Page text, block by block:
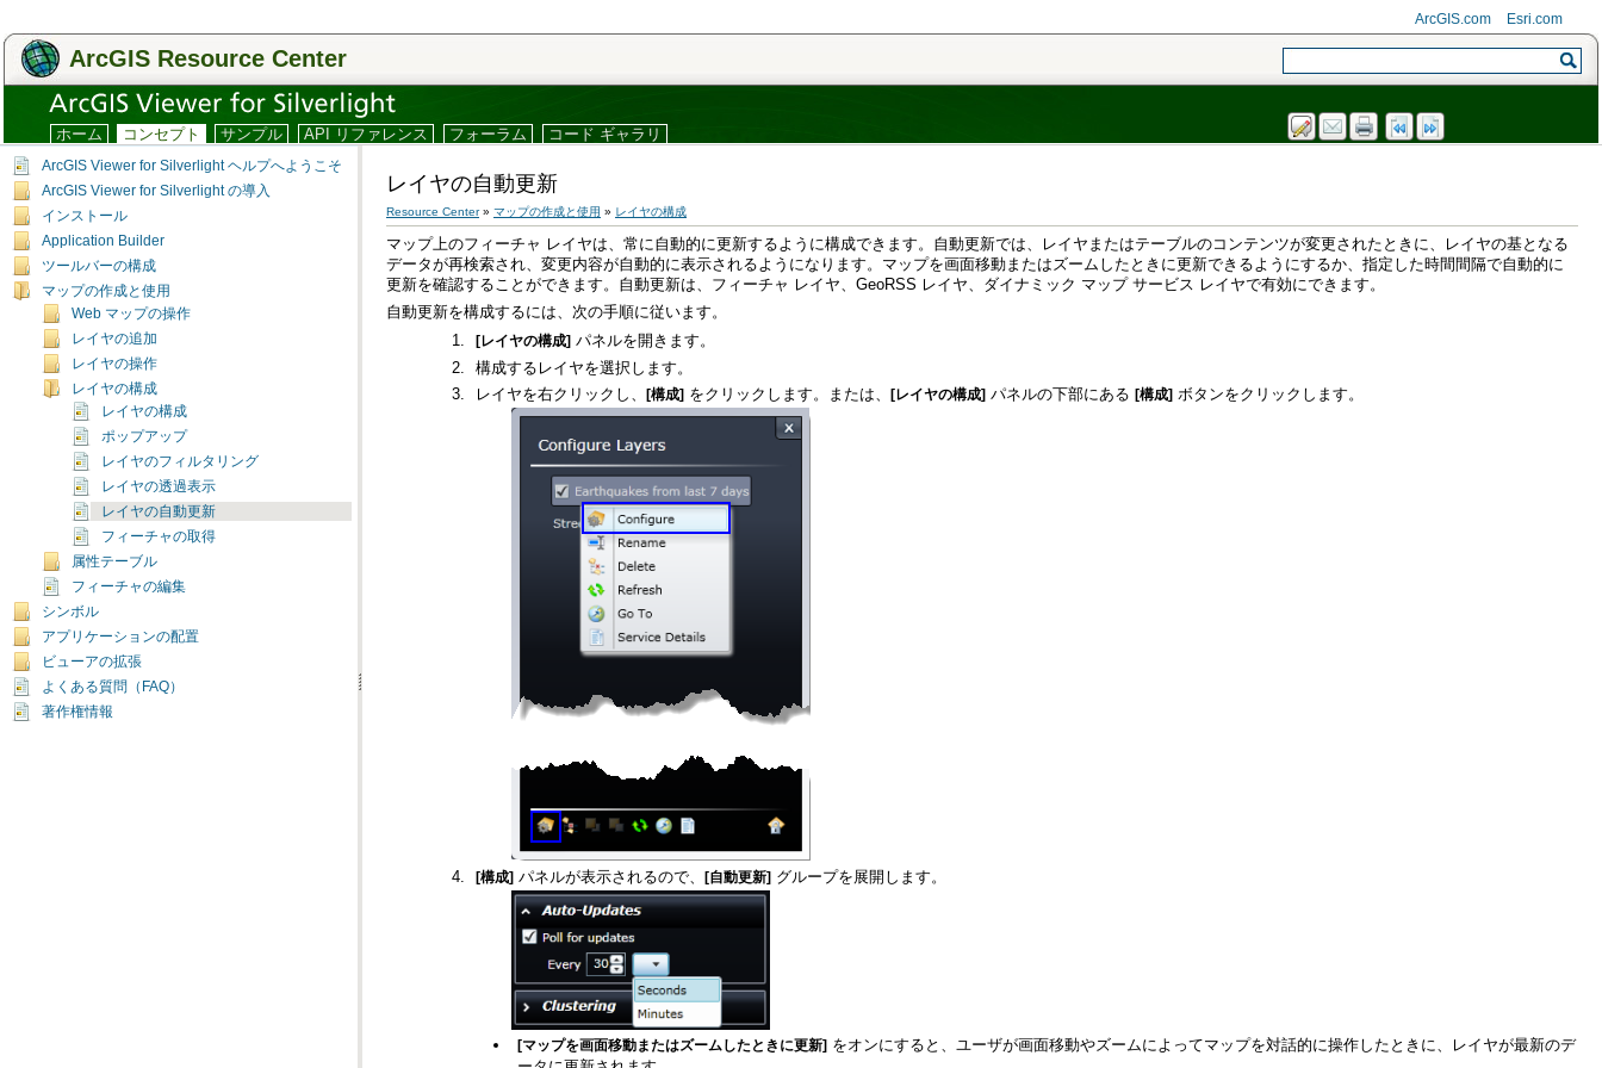
ArcGIS.com Esri.com
ArcGIS Resource Center
ホーム コンセプト サンプル API リファレンス フォーラム コード ギャラリ
ArcGIS Viewer for Silverlight ヘルプへようこそ
ArcGIS Viewer for Silverlight の導入
インストール
Application Builder
ツールバーの構成
マップの作成と使用
Web マップの操作
レイヤの追加
レイヤの操作
レイヤの構成
レイヤの構成
ポップアップ
レイヤのフィルタリング
レイヤの透過表示
レイヤの自動更新
フィーチャの取得
属性テーブル
フィーチャの編集
シンボル
アプリケーションの配置
ビューアの拡張
よくある質問（FAQ）
著作権情報
レイヤの自動更新
Resource Center» マップの作成と使用 » レイヤの構成
マップ上のフィーチャ レイヤ
更新を確認することができます。自動更新は、フィーチャ レイヤ、GeoRSS レイヤ、 ダイナミック マップ サービス レイヤで有効にできます。
自動更新を構成するには、次の手順に従います。
[レイヤの構成] パネルを開きます。
構成するレイヤを選択します。
レイヤを右クリックし、
[構成] をクリックします。または、 [レイヤの構成] パネルの下部にある [構成] ボタンをクリックします。
[構成] パネルが表示されるので、 [自動更新] グループを展開します。
[マップを画面移動またはズームしたときに更新]